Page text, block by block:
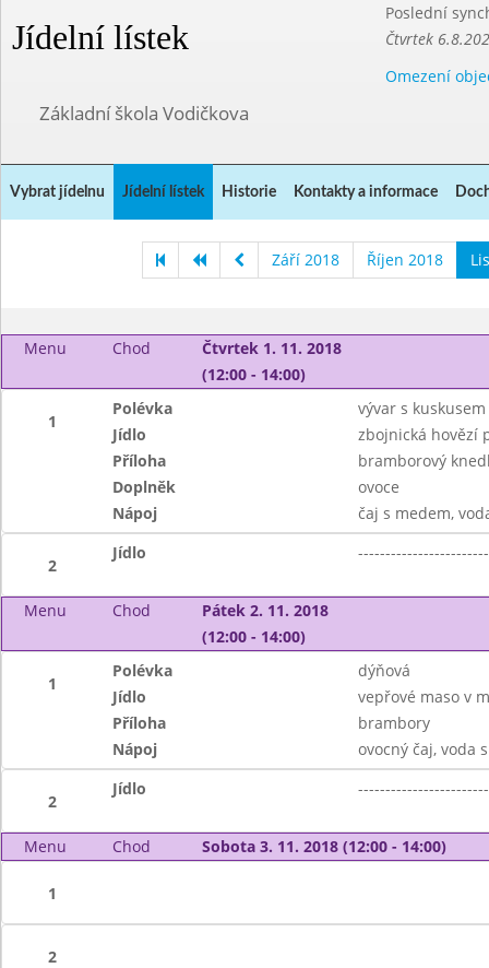
Jídelní lístek
Poslední
Čtvrtek
Omezení
Základní škola Vodičkova
Vybrat jídelnu Jídelní lístek Historie Kontakty a informace
Září 2018 Říjen 2018
Menu Chod
Čtvrtek 1. 11. 2018
(12:00 - 14:00)
1
Polévka
vývar s kuskusem
Jídlo
zbojnická hovězí
Příloha
bramborový
Doplněk
ovoce
Nápoj
čaj s medem,
2
Jídlo
Menu Chod
Pátek 2. 11. 2018
(12:00 - 14:00)
1
Polévka
dýňová
Jídlo
vepřové maso v
Příloha
brambory
Nápoj
ovocný čaj, voda
2
Jídlo
Menu Chod Sobota 3. 11. 2018 (12:00 - 14:00)
1
2